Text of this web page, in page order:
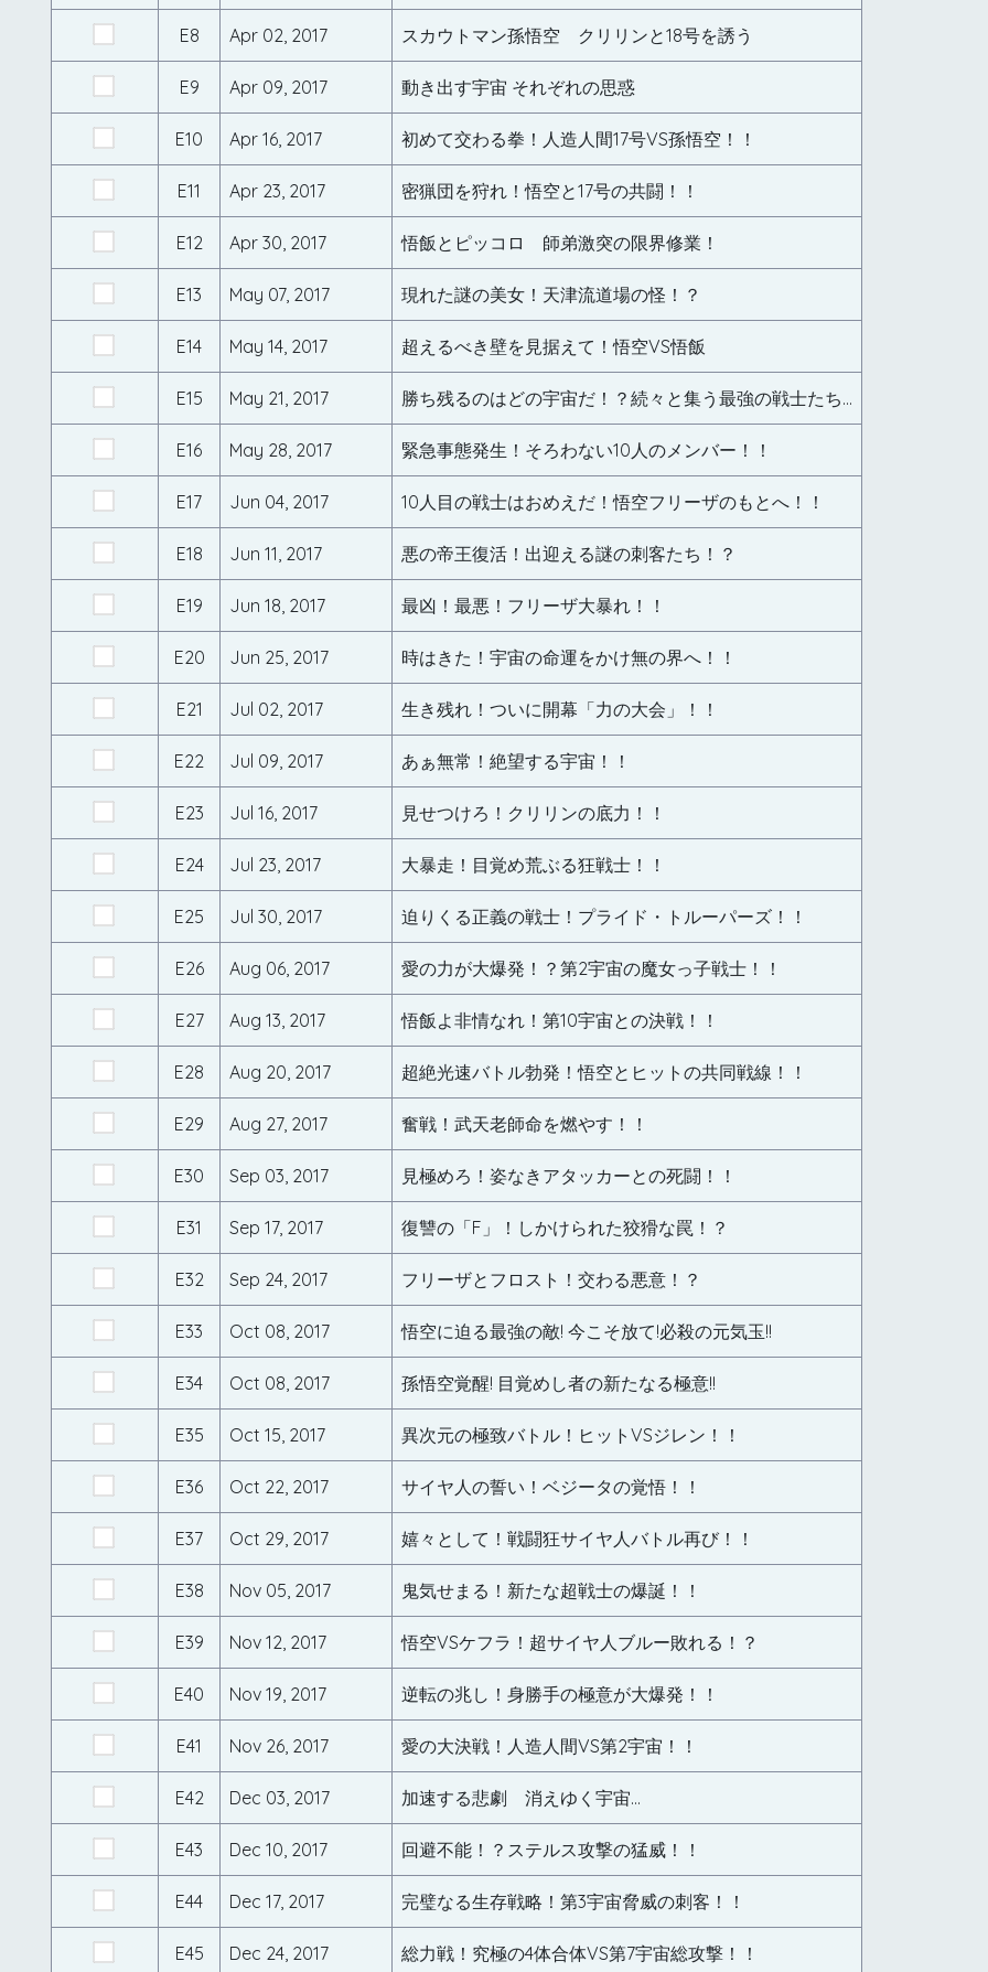
E8 Apr 02, 2017 スカウトマン孫悟空 クリリンと18号を誘う
E9 Apr 09, 2017 動き出す宇宙 それぞれの思惑
E10 Apr 16, 2017 初めて交わる拳！人造人間17号VS孫悟空！！
E11 Apr 23, 2017 密猟団を狩れ！悟空と17号の共闘！！
E12 Apr 30, 2017 悟飯とピッコロ 師弟激突の限界修業！
E13 May 07, 2017 現れた謎の美女！天津流道場の怪！？
E14 May 14, 2017 超えるべき壁を見据えて！悟空VS悟飯
E15 May 21, 2017 勝ち残るのはどの宇宙だ！？続々と集う最強の戦士たち！！
E16 May 28, 2017 緊急事態発生！そろわない10人のメンバー！！
E17 Jun 04, 2017 10人目の戦士はおめえだ！悟空フリーザのもとへ！！
E18 Jun 11, 2017 悪の帝王復活！出迎える謎の刺客たち！？
E19 Jun 18, 2017 最凶！最悪！フリーザ大暴れ！！
E20 Jun 25, 2017 時はきた！宇宙の命運をかけ無の界へ！！
E21 Jul 02, 2017 生き残れ！ついに開幕「力の大会」！！
E22 Jul 09, 2017 あぁ無常！絶望する宇宙！！
E23 Jul 16, 2017 見せつけろ！クリリンの底力！！
E24 Jul 23, 2017 大暴走！目覚め荒ぶる狂戦士！！
E25 Jul 30, 2017 迫りくる正義の戦士！プライド・トルーパーズ！！
E26 Aug 06, 2017 愛の力が大爆発！？第2宇宙の魔女っ子戦士！！
E27 Aug 13, 2017 悟飯よ非情なれ！第10宇宙との決戦！！
E28 Aug 20, 2017 超絶光速バトル勃発！悟空とヒットの共同戦線！！
E29 Aug 27, 2017 奮戦！武天老師命を燃やす！！
E30 Sep 03, 2017 見極めろ！姿なきアタッカーとの死闘！！
E31 Sep 17, 2017 復讐の「F」！しかけられた狡猾な罠！？
E32 Sep 24, 2017 フリーザとフロスト！交わる悪意！？
E33 Oct 08, 2017 悟空に迫る最強の敵! 今こそ放て!必殺の元気玉!!
E34 Oct 08, 2017 孫悟空覚醒! 目覚めし者の新たなる極意!!
E35 Oct 15, 2017 異次元の極致バトル！ヒットVSジレン！！
E36 Oct 22, 2017 サイヤ人の誓い！ベジータの覚悟！！
E37 Oct 29, 2017 嬉々として！戦闘狂サイヤ人バトル再び！！
E38 Nov 05, 2017 鬼気せまる！新たな超戦士の爆誕！！
E39 Nov 12, 2017 悟空VSケフラ！超サイヤ人ブルー敗れる！？
E40 Nov 19, 2017 逆転の兆し！身勝手の極意が大爆発！！
E41 Nov 26, 2017 愛の大決戦！人造人間VS第2宇宙！！
E42 Dec 03, 2017 加速する悲劇 消えゆく宇宙…
E43 Dec 10, 2017 回避不能！？ステルス攻撃の猛威！！
E44 Dec 17, 2017 完璧なる生存戦略！第3宇宙脅威の刺客！！
E45 Dec 24, 2017 総力戦！究極の4体合体VS第7宇宙総攻撃！！